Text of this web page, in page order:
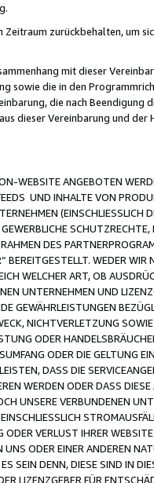
zurückbehalten, um
mit dieser
sowie die in den
die nach Beendigung
dieser Vereinbarung und der
WEBSITE ANGEBOTEN
UND INHALTE VON
(EINSCHLIESSLICH
DES
BEREITGESTELLT. WEDER WIR
WELCHER ART, OB
UNTERNEHMEN UND
GEWÄHRLEISTUNGEN
NICHTVERLETZUNG
ODER
ODER DIE GELTUNG
DASS DIE
WERDEN ODER DASS
UNSERE VERBUNDENEN
VERLUST IHRER
ODER EINER ANDEREN
SEIN DENN, DIESE SIND IN
LIZENZGEBER FÜR